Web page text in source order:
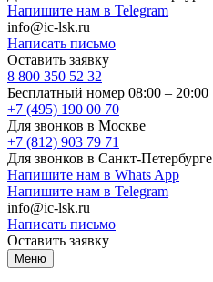
Напишите нам в Telegram
info@ic-lsk.ru
Написать письмо
Оставить заявку
8 800 350 52 32
Бесплатный номер 08:00 – 20:00
+7 (495) 190 00 70
Для звонков в Москве
+7 (812) 903 79 71
Для звонков в Санкт-Петербурге
Напишите нам в Whats App
Напишите нам в Telegram
info@ic-lsk.ru
Написать письмо
Оставить заявку
Меню